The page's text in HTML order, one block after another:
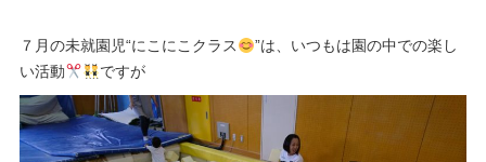
７月の未就園児“にこにこクラス
”は、いつもは園の中での楽し
い活動
ですが